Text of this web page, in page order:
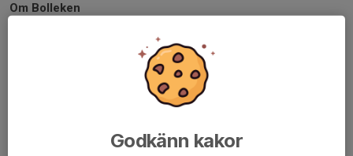
Om Bolleken
Beroende på säsong tränar vi antingen inomhus på
Victoriastadion på lördagsmorgnar kl 9.15 eller utomhus på
Smörlyckan på torsdagskvällar 17.15. Utomhusträningarna pågår
Godkänn kakor